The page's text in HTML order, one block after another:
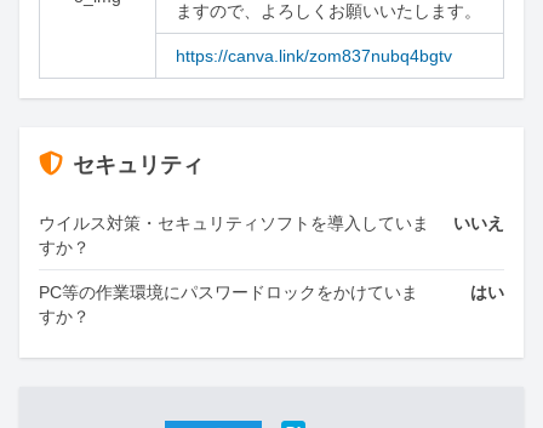
ますので、よろしくお願いいたします。
https://canva.link/zom837nubq4bgtv
セキュリティ
ウイルス対策・セキュリティソフトを導入していま
すか？
いいえ
PC等の作業環境にパスワードロックをかけていま
すか？
はい